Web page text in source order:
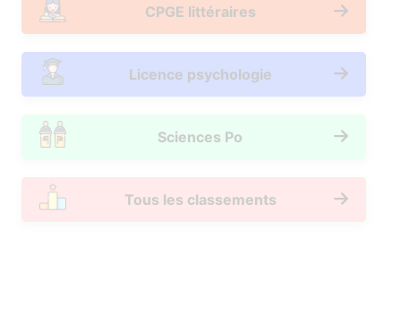
CPGE littéraires
Licence psychologie
Sciences Po
Tous les classements